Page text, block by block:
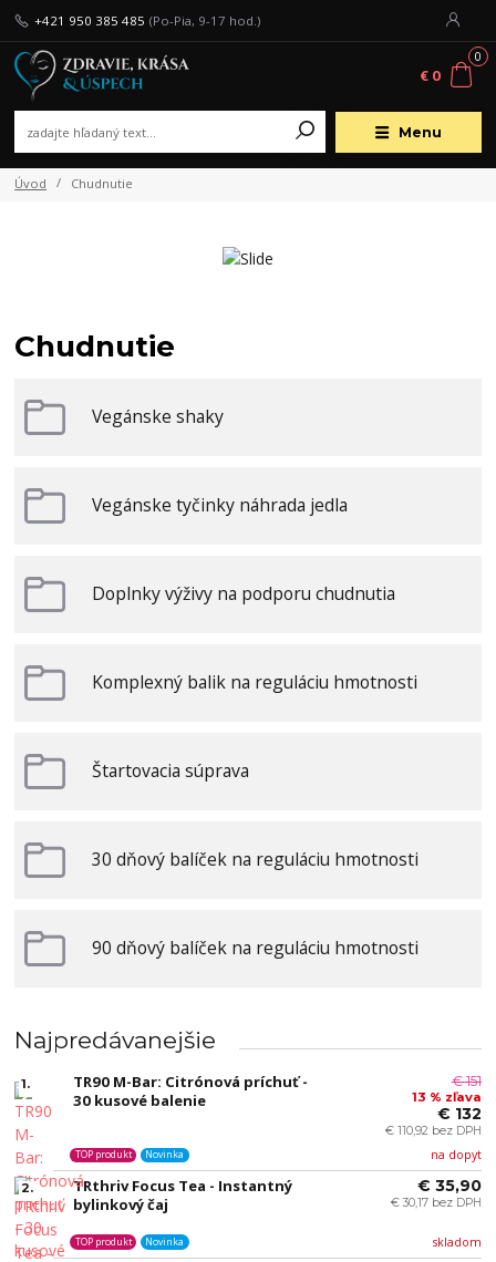
Menu
+421 950 385 485 (Po-Pia, 9-17 hod.)
0
€ 0
Úvod Chudnutie
Chudnutie
Vegánske shaky
Vegánske tyčinky náhrada jedla
Doplnky výživy na podporu chudnutia
Komplexný balik na reguláciu hmotnosti
Štartovacia súprava
30 dňový balíček na reguláciu hmotnosti
90 dňový balíček na reguláciu hmotnosti
Najpredávanejšie
1.
TR90 M-Bar: Citrónová príchuť -
30 kusové balenie
na dopyt
TOP produkt Novinka
€ 151
13 % zľava
€ 132
€ 110,92 bez DPH
2.
TRthriv Focus Tea - Instantný
bylinkový čaj
skladom
TOP produkt Novinka
€ 35,90
€ 30,17 bez DPH